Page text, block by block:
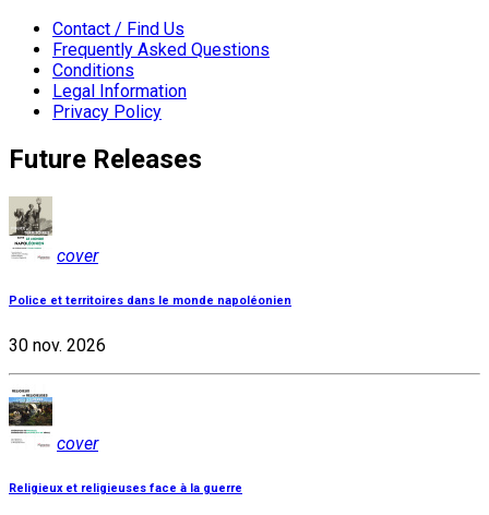
Contact / Find Us
Frequently Asked Questions
Conditions
Legal Information
Privacy Policy
Future Releases
cover
Police et territoires dans le monde napoléonien
30 nov. 2026
cover
Religieux et religieuses face à la guerre